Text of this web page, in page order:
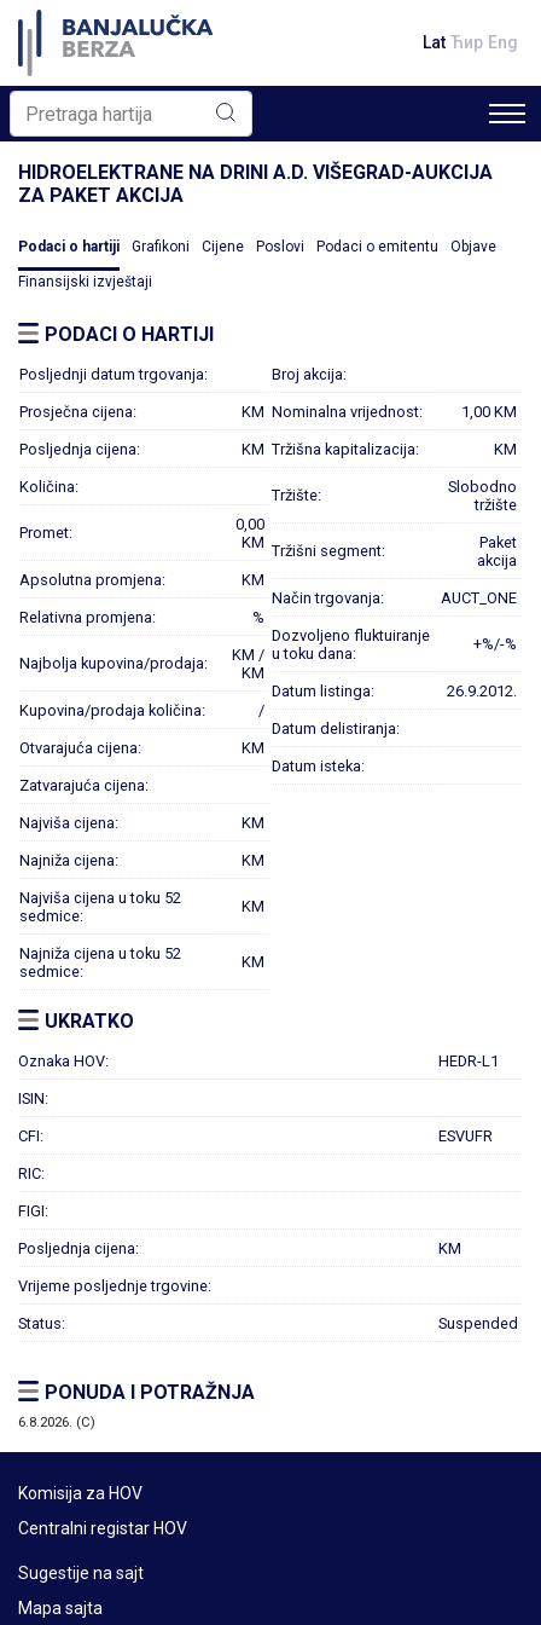
Lat Ћир Eng
HIDROELEKTRANE NA DRINI A.D. VIŠEGRAD-AUKCIJA
ZA PAKET AKCIJA
Podaci o hartiji Grafikoni Cijene Poslovi Podaci o emitentu Objave
Finansijski izvještaji
PODACI O HARTIJI
Posljednji datum trgovanja:
Prosječna cijena: KM
Posljednja cijena: KM
Količina:
Promet:
0,00
KM
Apsolutna promjena: KM
Relativna promjena: %
Najbolja kupovina/prodaja:
KM /
KM
Kupovina/prodaja količina: /
Otvarajuća cijena: KM
Zatvarajuća cijena:
Najviša cijena: KM
Najniža cijena: KM
Najviša cijena u toku 52
sedmice:
KM
Najniža cijena u toku 52
sedmice:
KM
Broj akcija:
Nominalna vrijednost: 1,00 KM
Tržišna kapitalizacija: KM
Tržište:
Slobodno
tržište
Tržišni segment:
Paket
akcija
Način trgovanja: AUCT_ONE
Dozvoljeno fluktuiranje
u toku dana:
+%/-%
Datum listinga: 26.9.2012.
Datum delistiranja:
Datum isteka:
UKRATKO
Oznaka HOV: HEDR-L1
ISIN:
CFI: ESVUFR
RIC:
FIGI:
Posljednja cijena: KM
Vrijeme posljednje trgovine:
Status: Suspended
PONUDA I POTRAŽNJA
6.8.2026. (C)
Komisija za HOV
Centralni registar HOV
Sugestije na sajt
Mapa sajta